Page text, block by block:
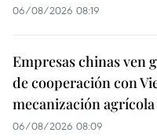
06/08/2026 08:19
Empresas chinas ven
de cooperación con
mecanización agrícola
06/08/2026 08:09